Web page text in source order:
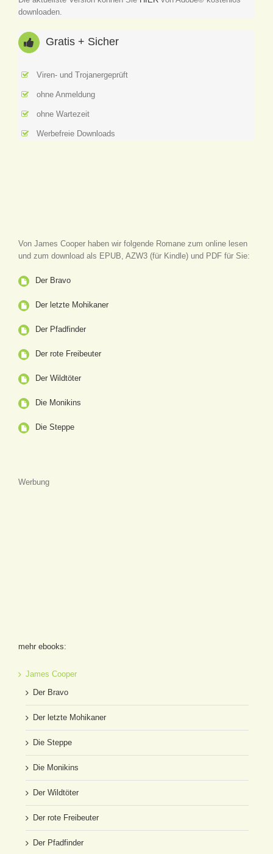
downloaden.
Gratis + Sicher
Viren- und Trojanergeprüft
ohne Anmeldung
ohne Wartezeit
Werbefreie Downloads
Von James Cooper haben wir folgende Romane zum online lesen
und zum download als EPUB, AZW3 (für Kindle) und PDF für Sie:
Der Bravo
Der letzte Mohikaner
Der Pfadfinder
Der rote Freibeuter
Der Wildtöter
Die Monikins
Die Steppe
Werbung
mehr ebooks:
James Cooper
Der Bravo
Der letzte Mohikaner
Die Steppe
Die Monikins
Der Wildtöter
Der rote Freibeuter
Der Pfadfinder